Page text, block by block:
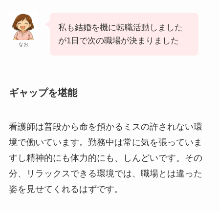
なお
私も結婚を機に転職活動しました
が1日で次の職場が決まりました
ギャップを堪能
看護師は普段から命を預かるミスの許されない環
境で働いています。勤務中は常に気を張っていま
すし精神的にも体力的にも、しんどいです。その
分、リラックスできる環境では、職場とは違った
姿を見せてくれるはずです。